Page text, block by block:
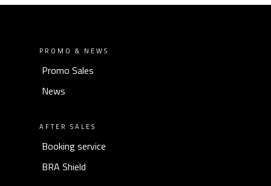
PROMO & NEWS
Promo Sales
News
AFTER SALES
Booking service
BRA Shield